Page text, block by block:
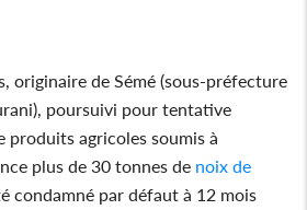
originaire de Sémé (sous-préfecture
poursuivi pour tentative
produits agricoles soumis à
plus de 30 tonnes de noix de
condamné par défaut à 12 mois